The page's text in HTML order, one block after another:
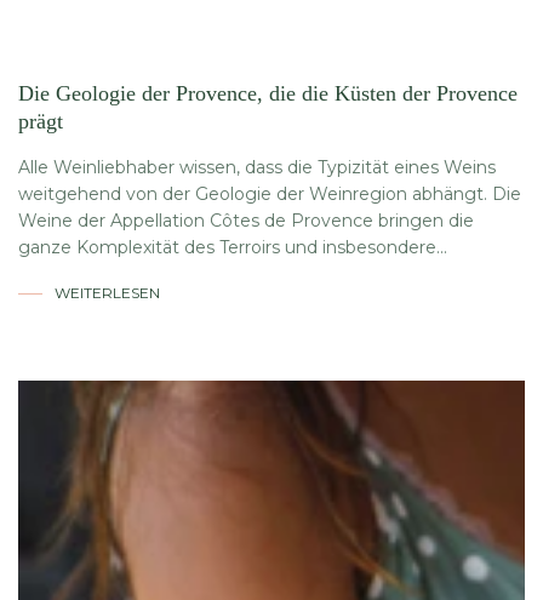
Die Geologie der Provence, die die Küsten der Provence
prägt
Alle Weinliebhaber wissen, dass die Typizität eines Weins
weitgehend von der Geologie der Weinregion abhängt. Die
Weine der Appellation Côtes de Provence bringen die
ganze Komplexität des Terroirs und insbesondere...
WEITERLESEN